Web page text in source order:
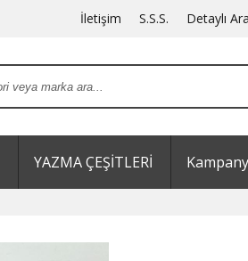
İletişim S.S.S. Detaylı
YAZMA ÇEŞİTLERİ